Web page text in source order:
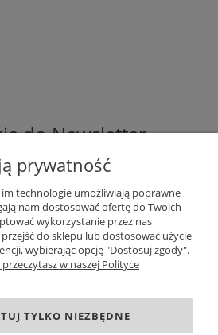
do Newsletter
ZAPISZ SIĘ
prywatność
technologie umożliwiają poprawne
nam dostosować ofertę do Twoich
wykorzystanie przez nas
do sklepu lub dostosować użycie
wybierając opcję "Dostosuj zgody".
w naszej Polityce
TYLKO NIEZBĘDNE